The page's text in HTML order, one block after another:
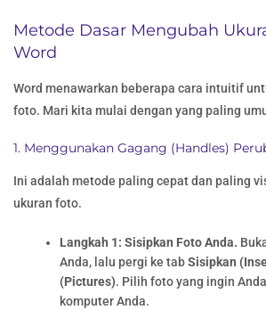
Metode Dasar Mengubah
Word
Word menawarkan beberapa cara intuitif
foto. Mari kita mulai dengan yang paling
1. Menggunakan Gagang (Handles)
Ini adalah metode paling cepat dan paling
ukuran foto.
Langkah 1: Sisipkan Foto Anda.
Anda, lalu pergi ke tabSisipkan
(Pictures). Pilih foto yang ingin
komputer Anda.